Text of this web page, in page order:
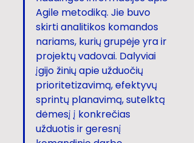
Agile metodiką. Jie buvo
skirti analitikos komandos
nariams, kurių grupėje yra ir
projektų vadovai. Dalyviai
įgijo žinių apie užduočių
prioritetizavimą, efektyvų
sprintų planavimą, sutelktą
dėmesį į konkrečias
užduotis ir geresnį